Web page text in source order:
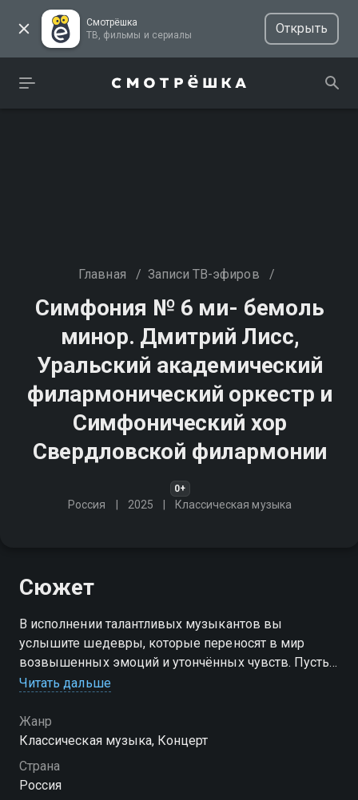
Смотрёшка
ТВ, фильмы и сериалы
Открыть
Главная / Записи ТВ-эфиров /
Симфония № 6 ми- бемоль
минор. Дмитрий Лисс,
Уральский академический
филармонический оркестр и
Симфонический хор
Свердловской филармонии
0+
Россия 2025 Классическая музыка
Сюжет
В исполнении талантливых музыкантов вы
услышите шедевры, которые переносят в мир
возвышенных эмоций и утончённых чувств. Пусть
эта встреча с классикой подарит вам мгновения
Читать дальше
Жанр
Классическая музыка, Концерт
Страна
Россия